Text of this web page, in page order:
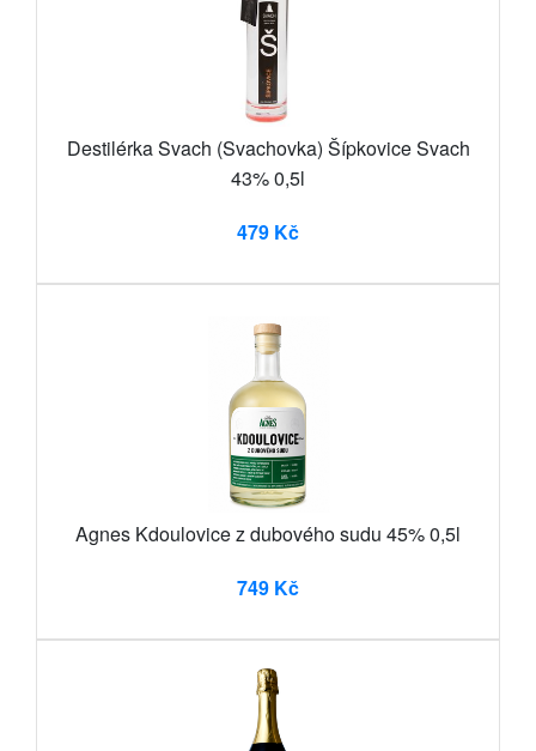
Destilérka Svach (Svachovka) Šípkovice Svach
43% 0,5l
479 Kč
Agnes Kdoulovice z dubového sudu 45% 0,5l
749 Kč